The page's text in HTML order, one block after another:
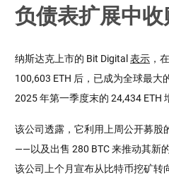
负债表扩展中收
纳斯达克上市的 Bit Digital表示 ，
100,603 ETH 后，已成为全球最大
2025 年第一季度末的 24,434 ETH
该公司透露，它利用上周公开募
——以及出售 280 BTC 来推动其新
该公司上个月宣布从比特币挖矿转